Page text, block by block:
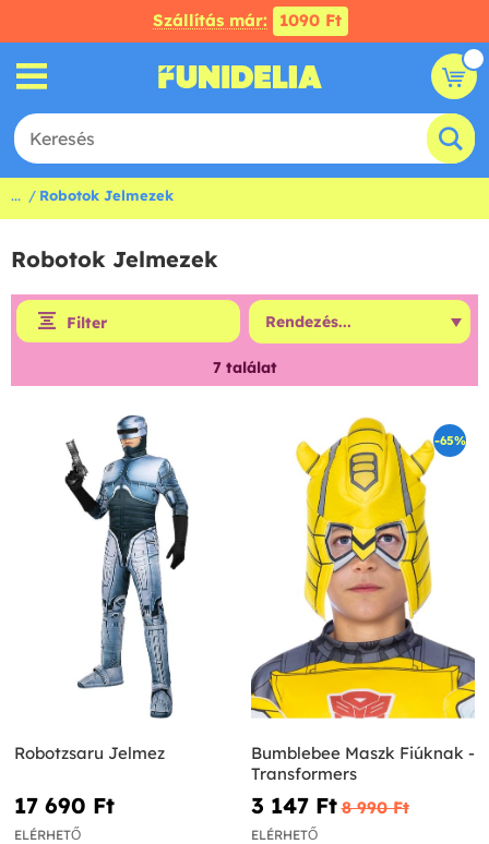
Szállítás már: 1090 Ft
... Robotok Jelmezek
Robotok Jelmezek
Filter
7 találat
Robotzsaru Jelmez
17 690 Ft‎
ELÉRHETŐ
-65%
Bumblebee Maszk Fiúknak -
Transformers
3 147 Ft‎ 8 990 Ft‎
ELÉRHETŐ